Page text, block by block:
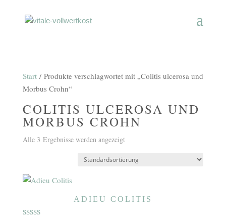
Start/ Produkte verschlagwortet mit „Colitis ulcerosa und
Morbus Crohn“
COLITIS ULCEROSA UND
MORBUS CROHN
Alle 3 Ergebnisse werden angezeigt
ADIEU COLITIS